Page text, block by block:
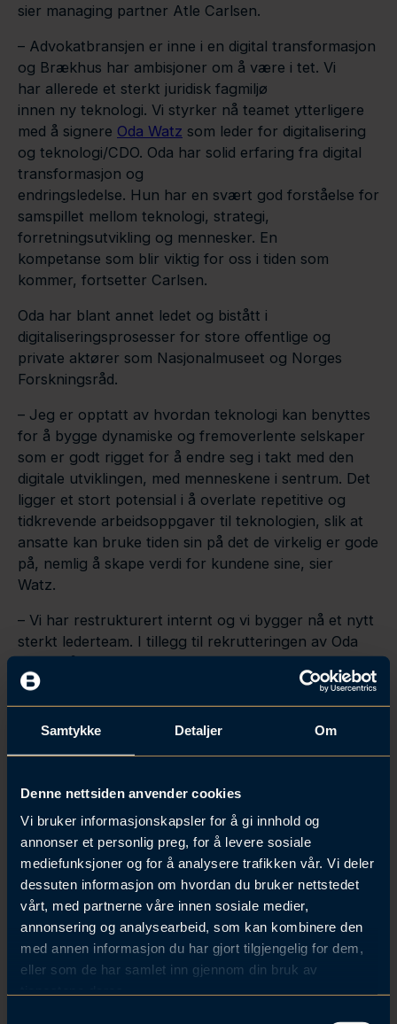
Samtykke Detaljer Om
Denne nettsiden anvender cookies
Vi bruker informasjonskapsler for å gi innhold og
annonser et personlig preg, for å levere sosiale
mediefunksjoner og for å analysere trafikken vår. Vi deler
dessuten informasjon om hvordan du bruker nettstedet
vårt, med partnerne våre innen sosiale medier,
annonsering og analysearbeid, som kan kombinere den
med annen informasjon du har gjort tilgjengelig for dem,
eller som de har samlet inn gjennom din bruk av
sier managing partner Atle Carlsen.
– Advokatbransjen er inne i en digital transformasjon
og Brækhus har ambisjoner om å være i tet. Vi
har allerede et sterkt juridisk fagmiljø
innen ny teknologi. Vi styrker nå teamet ytterligere
med å signere Oda Watz som leder for digitalisering
og teknologi/CDO. Oda har solid erfaring fra digital
transformasjon og
endringsledelse. Hun har en svært god forståelse for
samspillet mellom teknologi, strategi,
forretningsutvikling og mennesker. En
kompetanse som blir viktig for oss i tiden som
kommer, fortsetter Carlsen.
Oda har blant annet ledet og bistått i
digitaliseringsprosesser for store offentlige og
private aktører som Nasjonalmuseet og Norges
Forskningsråd.
– Jeg er opptatt av hvordan teknologi kan benyttes
for å bygge dynamiske og fremoverlente selskaper
som er godt rigget for å endre seg i takt med den
digitale utviklingen, med menneskene i sentrum. Det
ligger et stort potensial i å overlate repetitive og
tidkrevende arbeidsoppgaver til teknologien, slik at
ansatte kan bruke tiden sin på det de virkelig er gode
på, nemlig å skape verdi for kundene sine, sier
Watz.
– Vi har restrukturert internt og vi bygger nå et nytt
sterkt lederteam. I tillegg til rekrutteringen av Oda
annonseres rundt nyåret, legger Carlsen til.
Kontakt
Atle H. Carlsen
Oda Watz